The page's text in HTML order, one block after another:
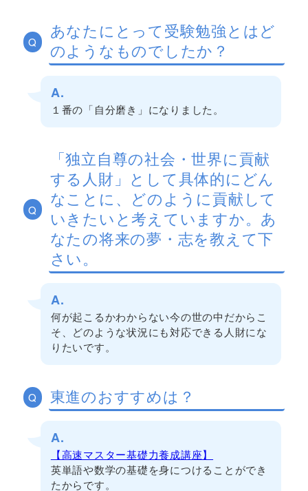
Q
あなたにとって受験勉強とはど
のようなものでしたか？
A.
１番の「自分磨き」になりました。
Q
「独立自尊の社会・世界に貢献
する人財」として具体的にどん
なことに、どのように貢献して
いきたいと考えていますか。あ
なたの将来の夢・志を教えて下
さい。
A.
何が起こるかわからない今の世の中だからこ
そ、どのような状況にも対応できる人財にな
りたいです。
Q 東進のおすすめは？
A.
【高速マスター基礎力養成講座】
英単語や数学の基礎を身につけることができ
たからです。